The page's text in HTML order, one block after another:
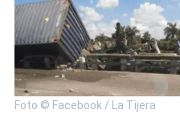
Foto © Facebook / La Tijera